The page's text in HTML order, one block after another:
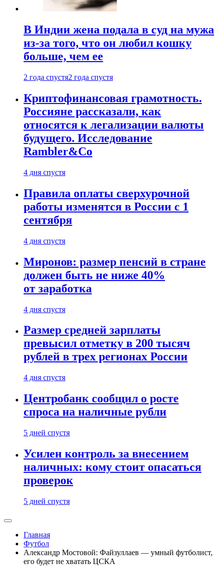
В Индии жена подала в суд на мужа
из-за того, что он любил кошку
больше, чем ее
2 года спустя2 года спустя
Криптофинансовая грамотность.
Россияне рассказали, как
относятся к легализации валюты
будущего. Исследование
Rambler&Co
4 дня спустя
Правила оплаты сверхурочной
работы изменятся в России с 1
сентября
4 дня спустя
Миронов: размер пенсий в стране
должен быть не ниже 40%
от заработка
4 дня спустя
Размер средней зарплаты
превысил отметку в 200 тысяч
рублей в трех регионах России
4 дня спустя
Центробанк сообщил о росте
спроса на наличные рубли
5 дней спустя
Усилен контроль за внесением
наличных: кому стоит опасаться
проверок
5 дней спустя
Главная
Футбол
Александр Мостовой: Файзуллаев — умный футболист,
его будет не хватать ЦСКА